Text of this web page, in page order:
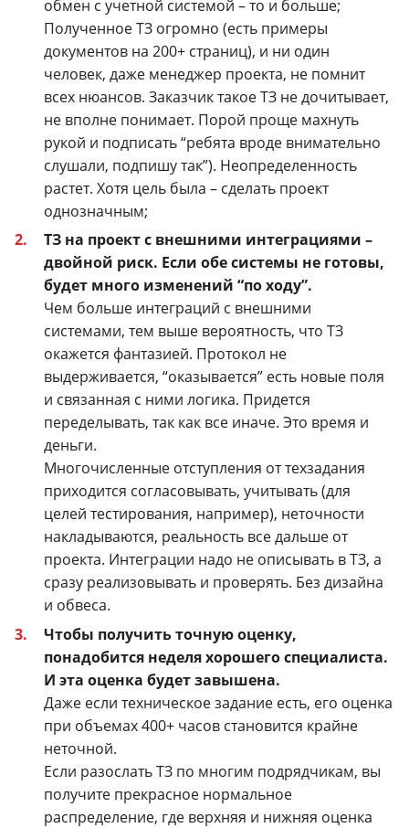
обмен с учетной системой – то и больше;
Полученное ТЗ огромно (есть примеры
документов на 200+ страниц), и ни один
человек, даже менеджер проекта, не помнит
всех нюансов. Заказчик такое ТЗ не дочитывает,
не вполне понимает. Порой проще махнуть
рукой и подписать “ребята вроде внимательно
слушали, подпишу так”). Неопределенность
растет. Хотя цель была – сделать проект
однозначным;
ТЗ на проект с внешними интеграциями –
двойной риск. Если обе системы не готовы,
будет много изменений “по ходу”.
Чем больше интеграций с внешними
системами, тем выше вероятность, что ТЗ
окажется фантазией. Протокол не
выдерживается, “оказывается” есть новые поля
и связанная с ними логика. Придется
переделывать, так как все иначе. Это время и
деньги.
Многочисленные отступления от техзадания
приходится согласовывать, учитывать (для
целей тестирования, например), неточности
накладываются, реальность все дальше от
проекта. Интеграции надо не описывать в ТЗ, а
сразу реализовывать и проверять. Без дизайна
и обвеса.
Чтобы получить точную оценку,
понадобится неделя хорошего специалиста.
И эта оценка будет завышена.
Даже если техническое задание есть, его оценка
при объемах 400+ часов становится крайне
неточной.
Если разослать ТЗ по многим подрядчикам, вы
получите прекрасное нормальное
распределение, где верхняя и нижняя оценка